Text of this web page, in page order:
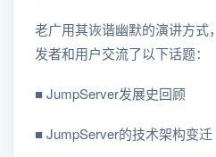
老广用其诙谐幽默的演讲方式
发者和用户交流了以下话题：
■ JumpServer发展史回顾
■ JumpServer的技术架构变迁